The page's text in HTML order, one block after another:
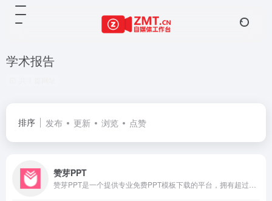
学术报告
排序 发布 更新 浏览 点赞
赞芽PPT